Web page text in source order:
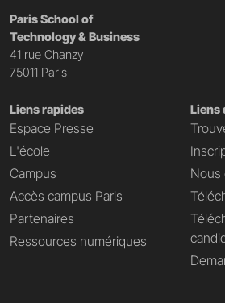
Paris School of
Technology & Business
41 rue Chanzy
75011 Paris
Liens rapides
Espace Presse
L'école
Campus
Accès campus Paris
Partenaires
Ressources numériques
Liens
Nous